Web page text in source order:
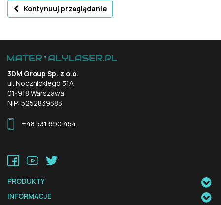
Kontynuuj przeglądanie
3DM Group Sp. z o.o.
ul. Nocznickiego 31A
01-918 Warszawa
NIP: 5252839383
+48 531 690 454
PRODUKTY
INFORMACJE